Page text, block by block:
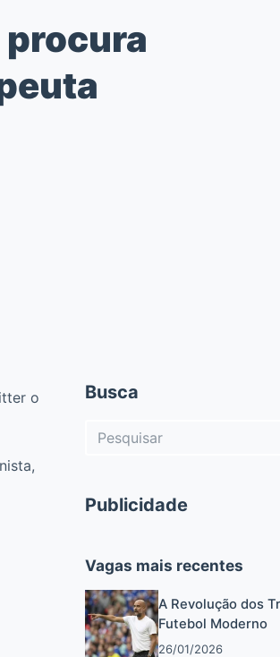
procura
o
Busca
Sem
Publicidade
Vagas mais recentes
A Revolução dos
Futebol Moderno
26/01/2026